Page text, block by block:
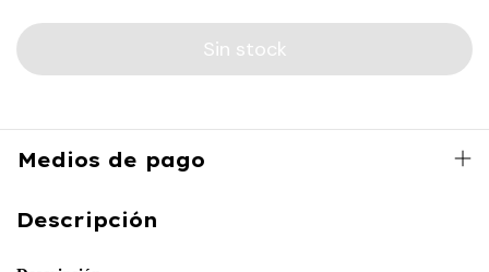
Medios de pago
Descripción